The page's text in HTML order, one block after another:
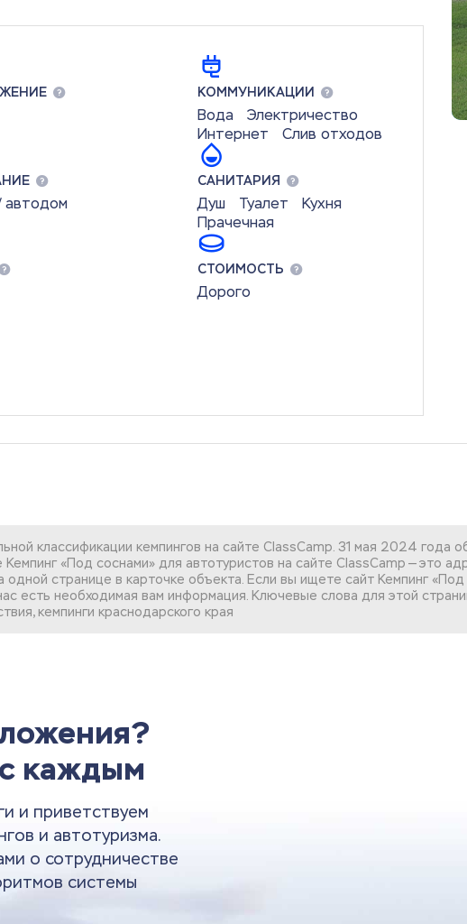
КОММУНИКАЦИИ
Вода
Электричество
Интернет
Слив отходов
автодом
САНИТАРИЯ
Душ Туалет
Кухня
Прачечная
СТОИМОСТЬ
Дорого
классификации кемпингов на сайте ClassCamp. 31 мая 2024 года
«Под соснами» для автотуристов на сайте ClassCamp — это
одной странице в карточке объекта. Если вы ищете сайт Кемпинг «Под
есть необходимая вам информация. Ключевые слова для этой
кемпинги краснодарского края
каждым
и приветствуем
и автотуризма.
о сотрудничестве
системы